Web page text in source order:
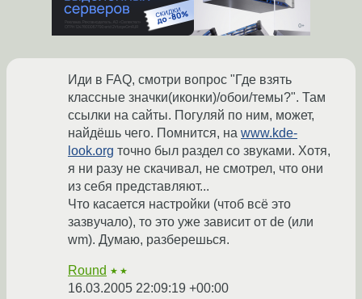
Иди в FAQ, смотри вопрос "Где взять
классные значки(иконки)/обои/темы?". Там
ссылки на сайты. Погуляй по ним, может,
найдёшь чего. Помнится, на www.kde-
look.org точно был раздел со звуками. Хотя,
я ни разу не скачивал, не смотрел, что они
из себя представляют...
Что касается настройки (чтоб всё это
зазвучало), то это уже зависит от de (или
wm). Думаю, разберешься.
Round ★★
16.03.2005 22:09:19 +00:00